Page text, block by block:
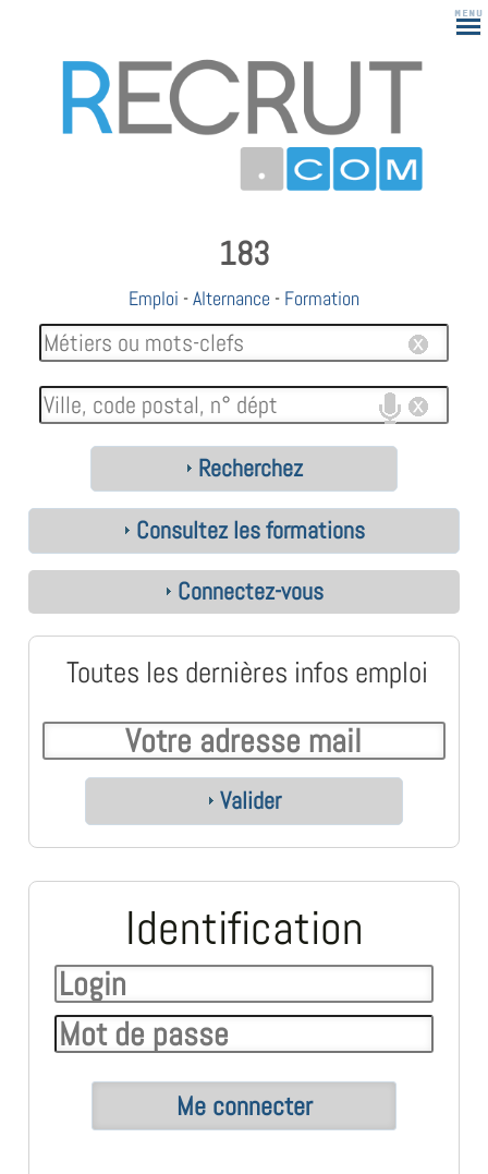
183
Emploi -Alternance - Formation
Recherchez
Consultez les formations
Connectez-vous
Toutes les dernières infos emploi
Valider
Identification